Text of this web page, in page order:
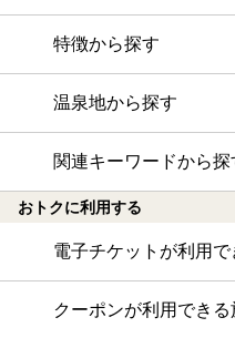
特徴から探す
温泉地から探す
関連キーワードから探
おトクに利用する
電子チケットが利用
クーポンが利用できる